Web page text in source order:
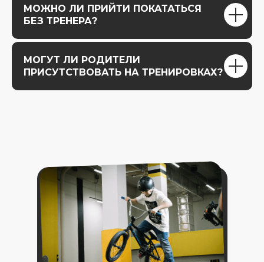
МОЖНО ЛИ ПРИЙТИ ПОКАТАТЬСЯ
БЕЗ ТРЕНЕРА?
МОГУТ ЛИ РОДИТЕЛИ
ПРИСУТСТВОВАТЬ НА ТРЕНИРОВКАХ?